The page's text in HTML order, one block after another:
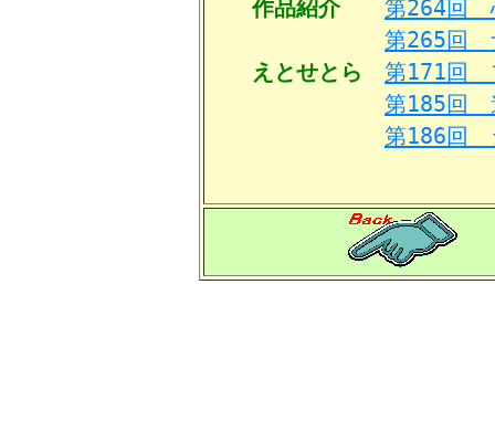
作品紹介 第264回
第265回
えとせとら 第171回
第185回
第186回